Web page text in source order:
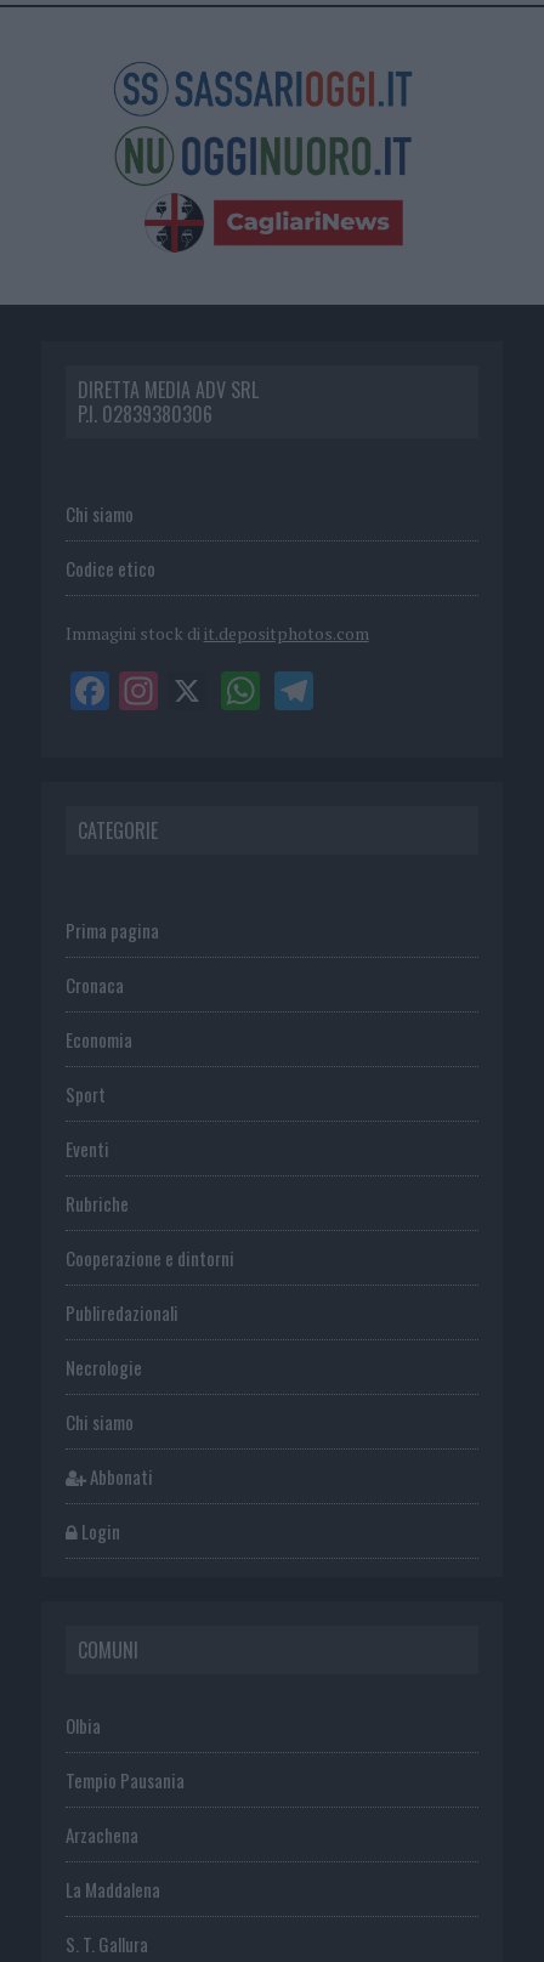
DIRETTA MEDIA ADV SRL
P.I. 02839380306
Chi siamo
Codice etico
Immagini stock di it.depositphotos.com
CATEGORIE
Prima pagina
Cronaca
Economia
Sport
Eventi
Rubriche
Cooperazione e dintorni
Publiredazionali
Necrologie
Chi siamo
Abbonati
Login
COMUNI
Olbia
Tempio Pausania
Arzachena
La Maddalena
S. T. Gallura